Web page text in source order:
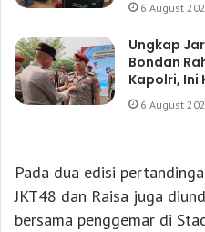
6 August
Ungkap
Bondan
Kapolri, Ini
6 August
Pada dua edisi
JKT48 dan Raisa juga
bersama penggemar di